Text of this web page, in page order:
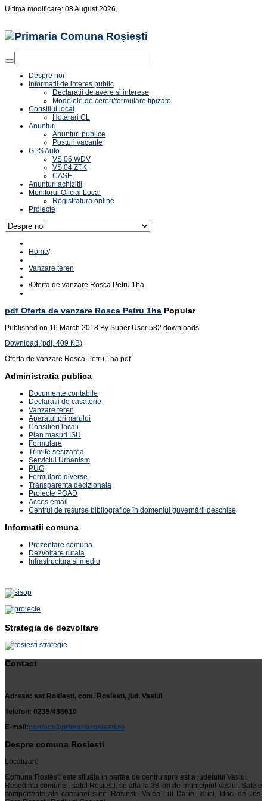
Ultima modificare: 08 August 2026.
Despre noi
Informatii de interes public
Declaratii de avere si interese
Modelele de cereri/formulare tipizate
Consiliul local
Hotarari CL
Anunturi
Anunturi publice
Posturi vacante
GPS Auto
VS 06 WDV
VS 04 ZTK
CASE
Anunturi achizitii
Monitorul Oficial Local
Registratura online
Proiecte
Home/
Vanzare teren
/Oferta de vanzare Rosca Petru 1ha
pdf Oferta de vanzare Rosca Petru 1ha Popular
Published on 16 March 2018 By Super User 582 downloads
Download (pdf, 409 KB)
Oferta de vanzare Rosca Petru 1ha.pdf
Administratia publica
Documente contabile
Declaratii de casatorie
Vanzare teren
Aparatul primarului
Consilieri locali
Plan masuri ISU
Formulare
Trimite sesizarea
Serviciul Urbanism
PUG
Formulare diverse
Transparenta decizionala
Proiecte POAD
Acces email
Centrul de resurse bibliografice în domeniul guvernării deschise
Informatii comuna
Prezentare comuna
Dezvoltare rurala
Infrastructura si mediu
Strategia de dezvoltare
Contact
Adresa: sat Rosiesti, com. Rosiesti, jud. Vaslui
Telefon: 0235/436610
E-mail:contact@primariarosiesti.ro
Despre comuna Rosiesti
Localizare
Comuna Rosiesti este situata in partea de centru spre est a judetului Vaslui.
Resedinta comunei, satul Rosiesti, se afla la 38 km de municipiul Vaslui. Satele
componente ale comunei sunt: Rosiesti, Valea Lui Darie, Idrici, Idrici de Jos,